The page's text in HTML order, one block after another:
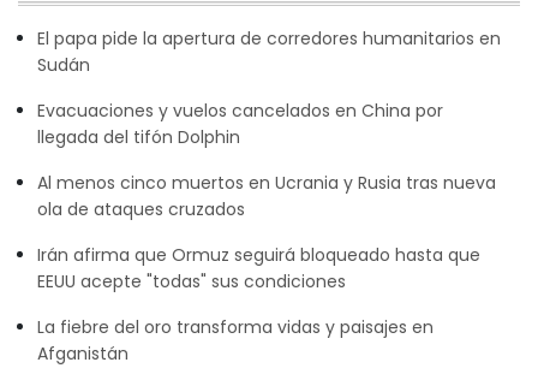
El papa pide la apertura de corredores humanitarios en
Sudán
Evacuaciones y vuelos cancelados en China por
llegada del tifón Dolphin
Al menos cinco muertos en Ucrania y Rusia tras nueva
ola de ataques cruzados
Irán afirma que Ormuz seguirá bloqueado hasta que
EEUU acepte "todas" sus condiciones
La fiebre del oro transforma vidas y paisajes en
Afganistán